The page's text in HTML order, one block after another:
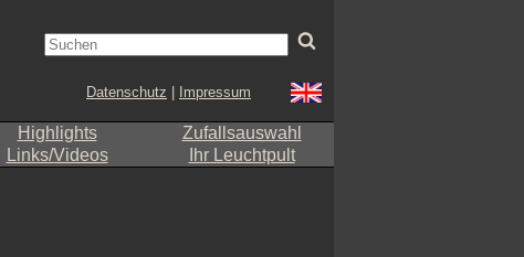
Datenschutz Impressum
Highlights
Zufallsauswahl
Links/Videos Ihr Leuchtpult